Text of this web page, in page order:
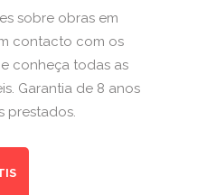
sobre obras em
contacto com os
conheça todas as
Garantia de 8 anos
prestados.